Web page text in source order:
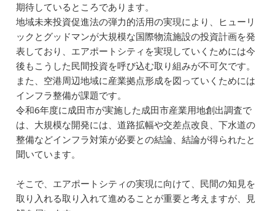
期待しているところであります。
地域未来投資促進法の弾力的活用の実現により、ヒューリ
ックとグッドマンが大規模な国際物流施設の投資計画を発
表しており、エアポートシティを実現していくためには今
後もこうした民間投資を呼び込む取り組みが不可欠です。
また、空港周辺地域に産業拠点形成を図っていくためには
インフラ整備が課題です。
令和6年度に成田市が実施した成田市産業用地創出調査で
は、大規模な開発には、道路拡幅や交差点改良、下水道の
整備などインフラ対策が必要との結論、結論が得られたと
聞いています。
そこで、エアポートシティの実現に向けて、民間の知見を
取り入れる取り入れて進めることが重要と考えますが、見